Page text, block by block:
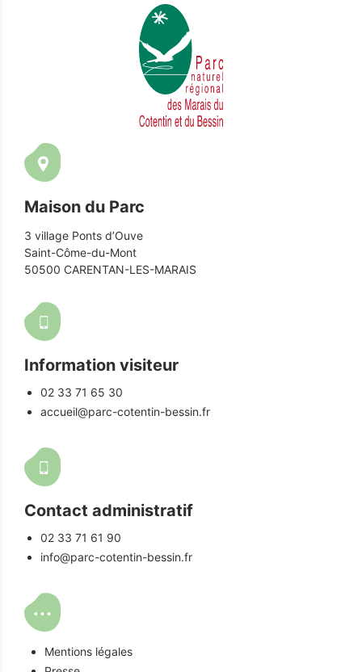
Maison du Parc
3 village Ponts d’Ouve
Saint-Côme-du-Mont
50500 CARENTAN-LES-MARAIS
Information visiteur
02 33 71 65 30
accueil@parc-cotentin-bessin.fr
Contact administratif
02 33 71 61 90
info@parc-cotentin-bessin.fr
Mentions légales